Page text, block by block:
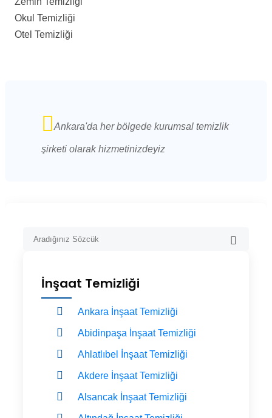
Okul Temizliği
Otel Temizliği
Ankara'da her bölgede kurumsal temizlik
şirketi olarak hizmetinizdeyiz
İnşaat Temizliği
Ankara İnşaat Temizliği
Abidinpaşa İnşaat Temizliği
Ahlatlıbel İnşaat Temizliği
Akdere İnşaat Temizliği
Alsancak İnşaat Temizliği